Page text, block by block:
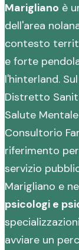
Marigliano è
dell'area
contesto
e forte
l'hinterland.
Distretto
Salute
Consultorio
riferimento
servizio
Marigliano e
psicologi e
avviare un